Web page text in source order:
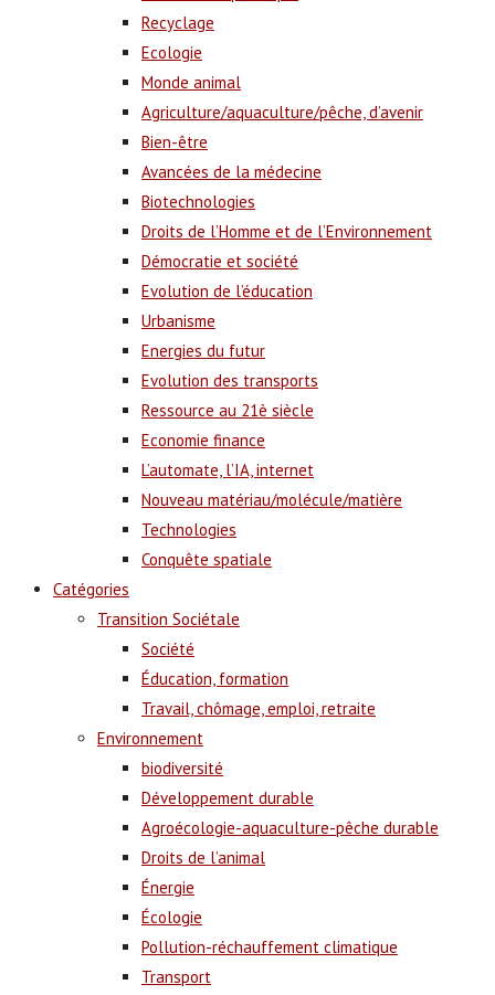
Recyclage
Ecologie
Monde animal
Agriculture/aquaculture/pêche, d’avenir
Bien-être
Avancées de la médecine
Biotechnologies
Droits de l’Homme et de l’Environnement
Démocratie et société
Evolution de l’éducation
Urbanisme
Energies du futur
Evolution des transports
Ressource au 21è siècle
Economie finance
L’automate, l’IA, internet
Nouveau matériau/molécule/matière
Technologies
Conquête spatiale
Catégories
Transition Sociétale
Société
Éducation, formation
Travail, chômage, emploi, retraite
Environnement
biodiversité
Développement durable
Agroécologie-aquaculture-pêche durable
Droits de l’animal
Énergie
Écologie
Pollution-réchauffement climatique
Transport